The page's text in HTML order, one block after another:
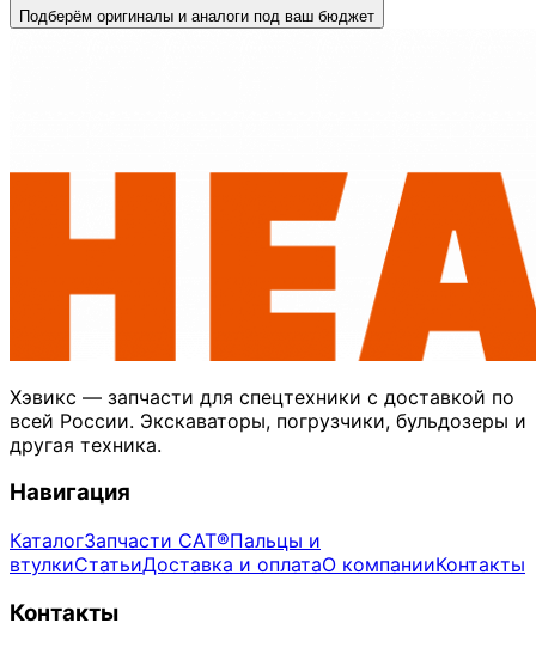
Подберём оригиналы и аналоги под ваш бюджет
Хэвикс — запчасти для спецтехники с доставкой по
всей России. Экскаваторы, погрузчики, бульдозеры и
другая техника.
Навигация
КаталогЗапчасти CAT®Пальцы и
втулкиСтатьиДоставка и оплатаО компанииКонтакты
Контакты